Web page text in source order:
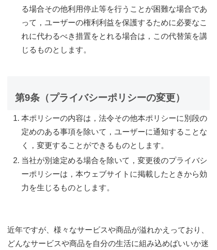
る場合その他利用停止等を行うことが困難な場合であ
って，ユーザーの権利利益を保護するために必要なこ
れに代わるべき措置をとれる場合は，この代替策を講
じるものとします。
第9条（プライバシーポリシーの変更）
本ポリシーの内容は，法令その他本ポリシーに別段の
定めのある事項を除いて，ユーザーに通知することな
く，変更することができるものとします。
当社が別途定める場合を除いて，変更後のプライバシ
ーポリシーは，本ウェブサイトに掲載したときから効
力を生じるものとします。
近年ですが、様々なサービスや商品が溢れかえっており、
どんなサービスや商品を自分の生活に組み込めばいいか迷